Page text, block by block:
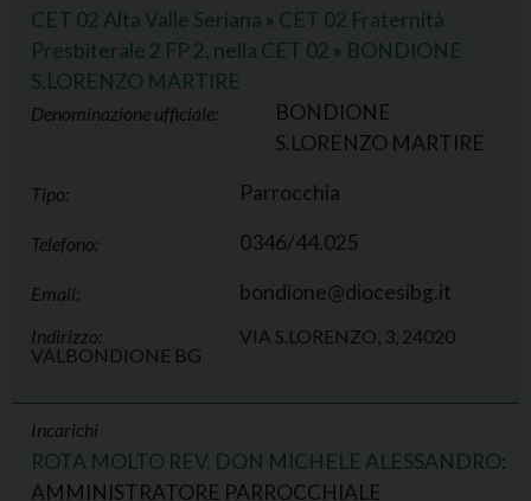
CET 02 Alta Valle Seriana » CET 02 Fraternità
Presbiterale 2 FP 2, nella CET 02 » BONDIONE
S.LORENZO MARTIRE
Denominazione ufficiale:
BONDIONE
S.LORENZO MARTIRE
Tipo: Parrocchia
Telefono: 0346/44.025
Email: bondione@diocesibg.it
Indirizzo:
VIA S.LORENZO, 3, 24020
VALBONDIONE BG
Incarichi
ROTA MOLTO REV. DON MICHELE ALESSANDRO:
AMMINISTRATORE PARROCCHIALE